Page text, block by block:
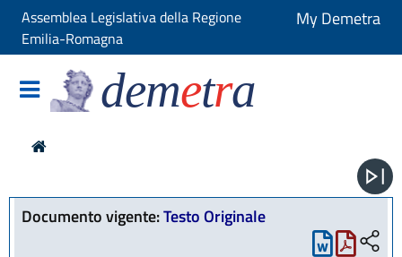
Assemblea Legislativa della Regione
Emilia-Romagna
My Demetra
demetra
Documento vigente:Testo Originale